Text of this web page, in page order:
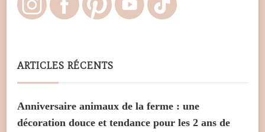
ARTICLES RÉCENTS
Anniversaire animaux de la ferme : une
décoration douce et tendance pour les 2 ans de